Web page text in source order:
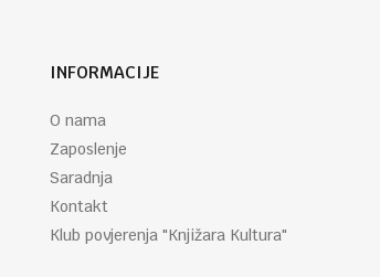
INFORMACIJE
O nama
Zaposlenje
Saradnja
Kontakt
Klub povjerenja "Knjižara Kultura"